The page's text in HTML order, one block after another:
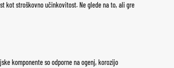
kot stroškovno učinkovitost. Ne glede na to, ali gre
komponente so odporne na ogenj, korozijo